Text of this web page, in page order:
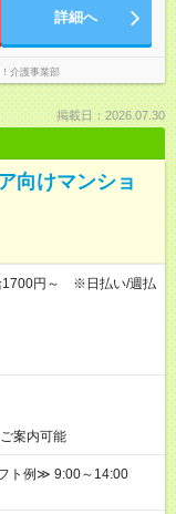
詳細へ
介護事業部
掲載日：2026.07.30
向けマンショ
1700円～ ※日払い/週払
案内可能